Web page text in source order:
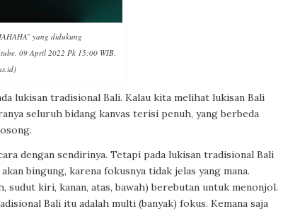
yang didukung
09 April 2022 Pk 15:00 WIB.
lukisan tradisional Bali. Kalau kita melihat lukisan Bali
seluruh bidang kanvas terisi penuh, yang berbeda
dengan sendirinya. Tetapi pada lukisan tradisional Bali
bingung, karena fokusnya tidak jelas yang mana.
sudut kiri, kanan, atas, bawah) berebutan untuk menonjol.
Bali itu adalah multi (banyak) fokus. Kemana saja